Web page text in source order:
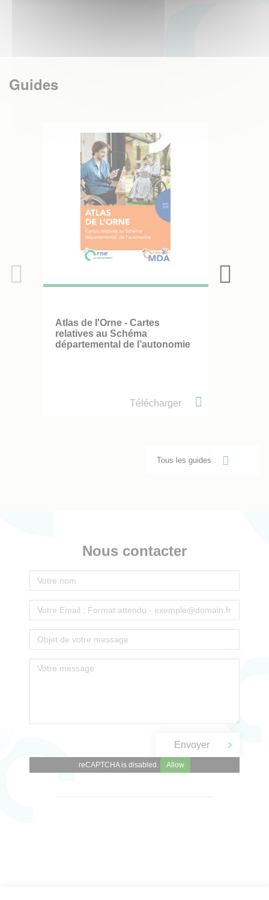
Guides
Atlas de l'Orne - Cartes
relatives au Schéma
départemental de l’autonomie
Télécharger
Tous les guides
Nous contacter
reCAPTCHA is disabled. Allow